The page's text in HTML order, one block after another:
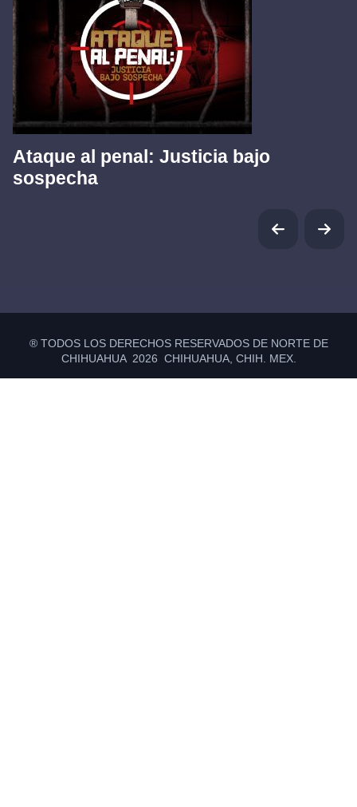
Ataque al penal: Justicia bajo
sospecha
® TODOS LOS DERECHOS RESERVADOS DE NORTE DE
CHIHUAHUA 2026 CHIHUAHUA, CHIH. MEX.